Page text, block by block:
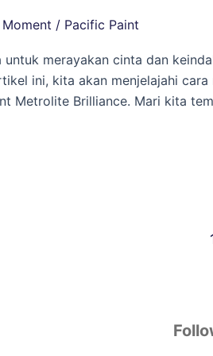
/ Pacific Paint
merayakan cinta dan
ini, kita akan menjelajahi
Metrolite Brilliance. Mari kita